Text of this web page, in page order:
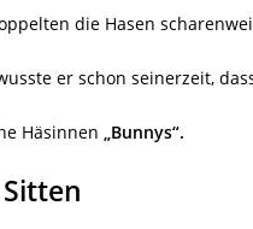
die Hasen
er schon seinerzeit,
Häsinnen „Bunnys“.